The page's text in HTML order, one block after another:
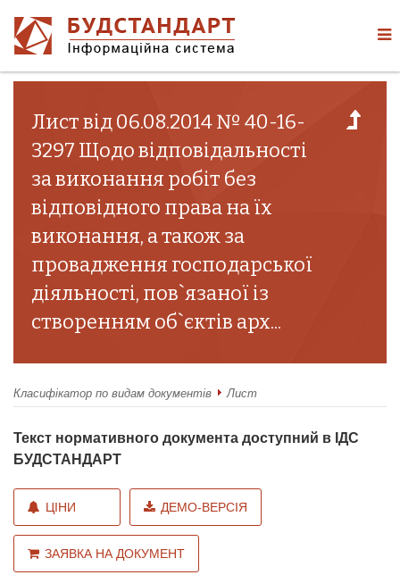
Лист від 06.08.2014 № 40-16-
3297 Щодо відповідальності
за виконання робіт без
відповідного права на їх
виконання, а також за
провадження господарської
діяльності, пов`язаної із
створенням об`єктів арх...
Класифікатор по видам документів Лист
Текст нормативного документа доступний в ІДС
БУДСТАНДАРТ
ЦІНИ ДЕМО-ВЕРСІЯ
ЗАЯВКА НА ДОКУМЕНТ